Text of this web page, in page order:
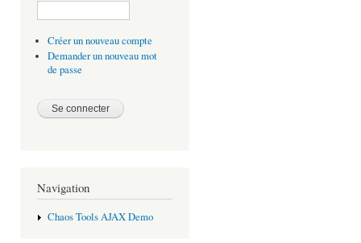
Créer un nouveau compte
Demander un nouveau mot
de passe
Navigation
Chaos Tools AJAX Demo